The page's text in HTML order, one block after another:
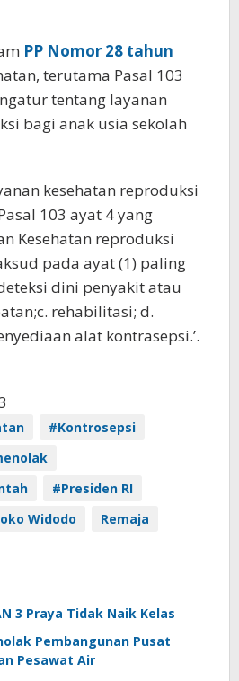
PP Nomor 28 tahun
terutama Pasal 103
tentang layanan
bagi anak usia sekolah
kesehatan reproduksi
103 ayat 4 yang
Kesehatan reproduksi
pada ayat (1) paling
dini penyakit atau
rehabilitasi; d.
alat kontrasepsi.’.
#Kontrosepsi
#Presiden RI
Widodo
Remaja
3 Praya Tidak Naik Kelas
Pembangunan Pusat
Pesawat Air